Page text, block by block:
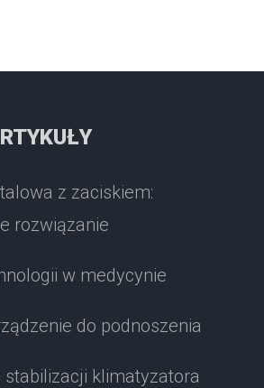
z zaciskiem:
rozwiązanie
w medycynie
do podnoszenia
stabilizacji klimatyzatora